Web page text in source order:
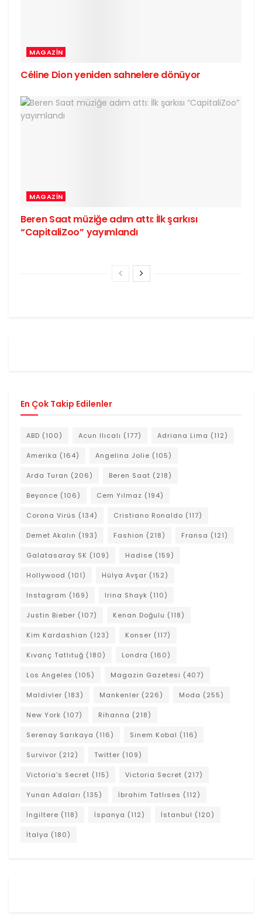
MAGAZIN
Céline Dion yeniden sahnelere dönüyor
MAGAZIN
Beren Saat müziğe adım attı: İlk şarkısı
“CapitaliZoo” yayımlandı
En Çok Takip Edilenler
ABD (100) Acun Ilıcalı (177) Adriana Lima (112)
Amerika (164) Angelina Jolie (105)
Arda Turan (206) Beren Saat (218)
Beyonce (106) Cem Yılmaz (194)
Corona Virüs (134) Cristiano Ronaldo (117)
Demet Akalın (193) Fashion (218) Fransa (121)
Galatasaray SK (109) Hadise (159)
Hollywood (101) Hülya Avşar (152)
Instagram (169) Irina Shayk (110)
Justin Bieber (107) Kenan Doğulu (118)
Kim Kardashian (123) Konser (117)
Kıvanç Tatlıtuğ (180) Londra (160)
Los Angeles (105) Magazin Gazetesi (407)
Maldivler (183) Mankenler (226) Moda (255)
New York (107) Rihanna (218)
Serenay Sarıkaya (116) Sinem Kobal (116)
Survivor (212) Twitter (109)
Victoria's Secret (115) Victoria Secret (217)
Yunan Adaları (135) İbrahim Tatlıses (112)
İngiltere (118) İspanya (112) İstanbul (120)
İtalya (180)